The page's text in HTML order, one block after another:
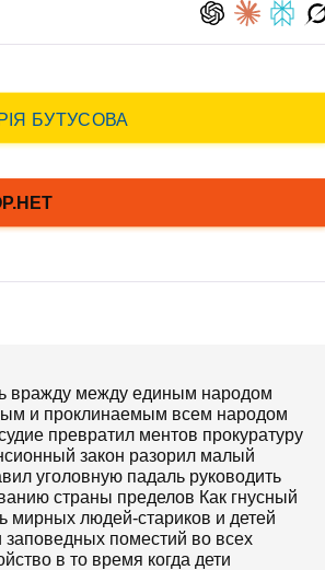
вражду между единым народом
и проклинаемым всем народом
превратил ментов прокуратуру
закон разорил малый
уголовную падаль руководить
страны пределов Как гнусный
мирных людей-стариков и детей
поместий во всех
в то время когда дети